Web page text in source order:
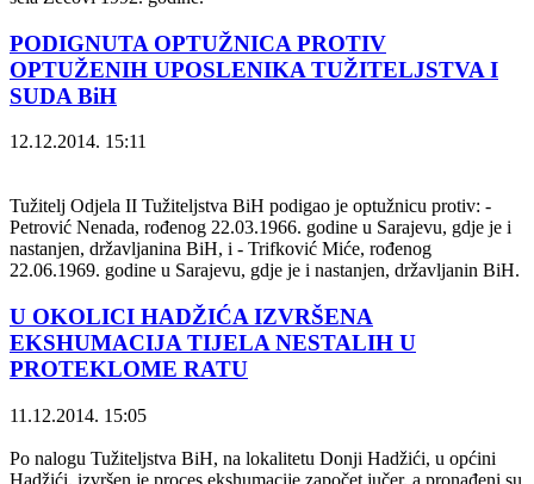
PODIGNUTA OPTUŽNICA PROTIV
OPTUŽENIH UPOSLENIKA TUŽITELJSTVA I
SUDA BiH
12.12.2014. 15:11
Tužitelj Odjela II Tužiteljstva BiH podigao je optužnicu protiv: -
Petrović Nenada, rođenog 22.03.1966. godine u Sarajevu, gdje je i
nastanjen, državljanina BiH, i - Trifković Miće, rođenog
22.06.1969. godine u Sarajevu, gdje je i nastanjen, državljanin BiH.
U OKOLICI HADŽIĆA IZVRŠENA
EKSHUMACIJA TIJELA NESTALIH U
PROTEKLOME RATU
11.12.2014. 15:05
Po nalogu Tužiteljstva BiH, na lokalitetu Donji Hadžići, u općini
Hadžići, izvršen je proces ekshumacije započet jučer, a pronađeni su